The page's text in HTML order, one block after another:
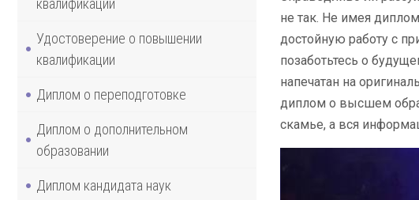
Удостоверение о повышении
квалификации
Диплом о переподготовке
Диплом о дополнительном
образовании
Диплом кандидата наук
не так. Не имея
достойную работу с
позаботьтесь о
напечатан на
диплом о высшем
скамье, а вся